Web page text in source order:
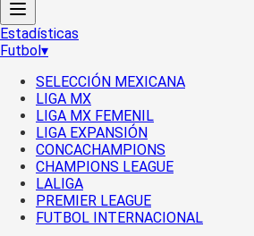
Estadísticas
Futbol▾
SELECCIÓN MEXICANA
LIGA MX
LIGA MX FEMENIL
LIGA EXPANSIÓN
CONCACHAMPIONS
CHAMPIONS LEAGUE
LALIGA
PREMIER LEAGUE
FUTBOL INTERNACIONAL